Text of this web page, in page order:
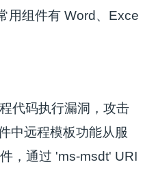
用组件有 Word、Exce
代码执行漏洞，攻击
中远程模板功能从服
，通过 'ms-msdt' URI